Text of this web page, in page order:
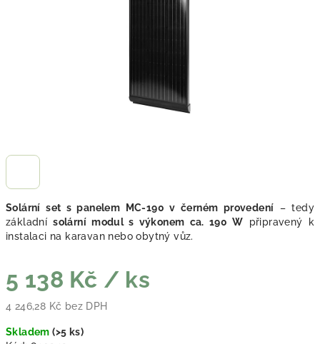
Solární set s panelem MC-190 v černém provedení – tedy
základnísolární modul s výkonem ca. 190 W připravený k
instalaci na karavan nebo obytný vůz.
5 138 Kč / ks
4 246,28 Kč bez DPH
Skladem(>5 ks)